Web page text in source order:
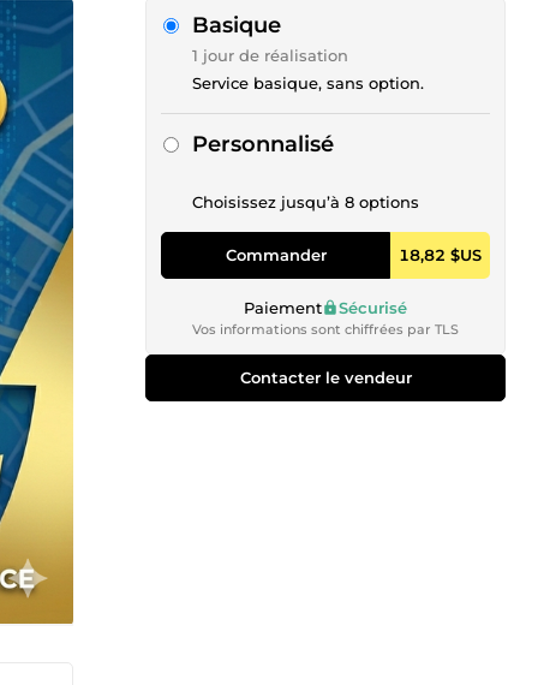
Basique
1 jour de réalisation
Service basique, sans option.
Personnalisé
Choisissez jusqu’à 8 options
Commander 18,82 $US
Paiement Sécurisé
Vos informations sont chiffrées par TLS
Contacter le vendeur